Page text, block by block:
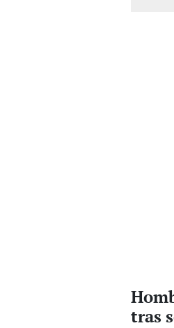
tras